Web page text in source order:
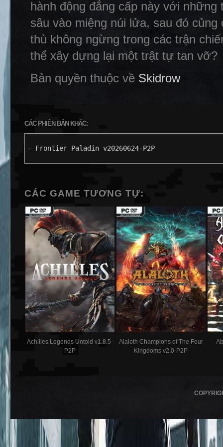
hành động đẳng cấp này với
sâu vào miệng núi lửa, sau đó
thù không ngừng trong các trận
thể xây dựng lại một trật tự tan vỡ?
Bản quyền thuộc về Skidrow
CÁC PHIÊN BẢN KHÁC:
- Frontier Paladin v20260624-P2P
CÁC GAME TƯƠNG TỰ:
Achilles Legends Untold v1.8.5-
P2P
Alaloth Champions of The Four
Kingdoms v2.0-P2P